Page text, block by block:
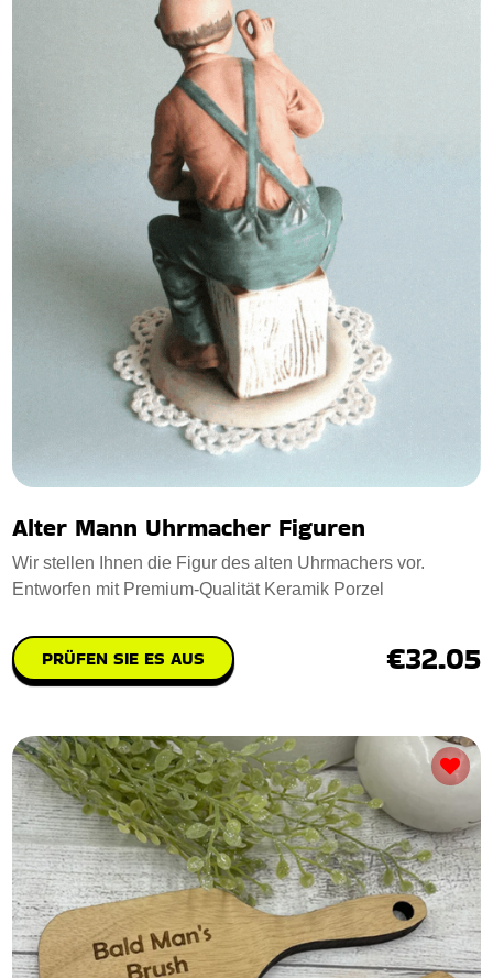
Alter Mann Uhrmacher Figuren
Wir stellen Ihnen die Figur des alten Uhrmachers vor.
Entworfen mit Premium-Qualität Keramik Porzel
PRÜFEN SIE ES AUS €32.05